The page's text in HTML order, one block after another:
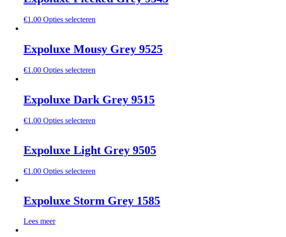
€1.00 Opties selecteren
Expoluxe Mousy Grey 9525
€1.00 Opties selecteren
Expoluxe Dark Grey 9515
€1.00 Opties selecteren
Expoluxe Light Grey 9505
€1.00 Opties selecteren
Expoluxe Storm Grey 1585
Lees meer